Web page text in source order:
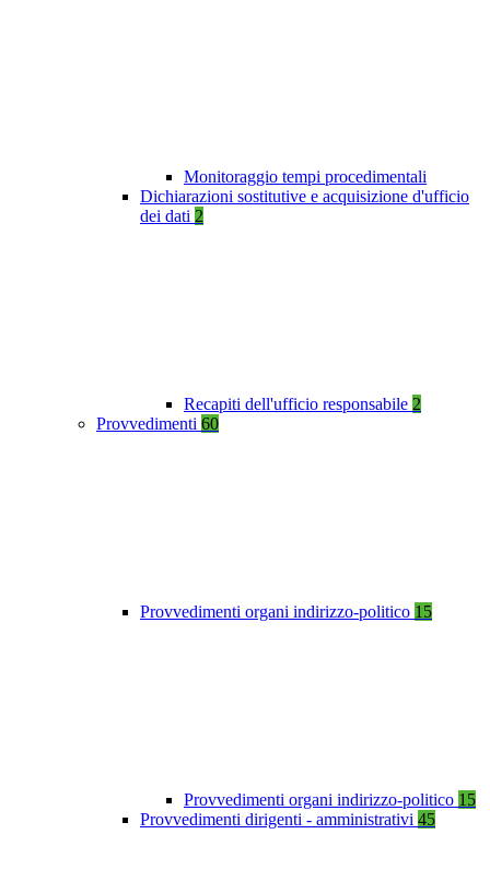
Monitoraggio tempi procedimentali
Dichiarazioni sostitutive e acquisizione d'ufficio
dei dati 2
Recapiti dell'ufficio responsabile 2
Provvedimenti 60
Provvedimenti organi indirizzo-politico 15
Provvedimenti organi indirizzo-politico 15
Provvedimenti dirigenti - amministrativi 45